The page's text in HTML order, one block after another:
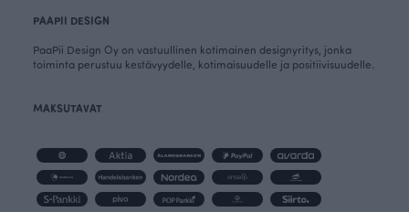
PAAPII DESIGN
PaaPii Design Oy on vastuullinen kotimainen designyritys, jonka
toiminta perustuu kestävyydelle, kotimaisuudelle ja positiivisuudelle.
MAKSUTAVAT